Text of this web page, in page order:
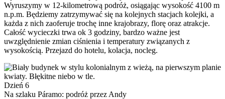
Wyruszymy w 12-kilometrową podróż, osiągając wysokość 4100 m
n.p.m. Będziemy zatrzymywać się na kolejnych stacjach kolejki, a
każda z nich zaoferuje trochę inne krajobrazy, florę oraz atrakcje.
Całość wycieczki trwa ok 3 godziny, bardzo ważne jest
uwzględnienie zmian ciśnienia i temperatury związanych z
wysokością. Przejazd do hotelu, kolacja, nocleg.
Dzień 6
Na szlaku Páramo: podróż przez Andy